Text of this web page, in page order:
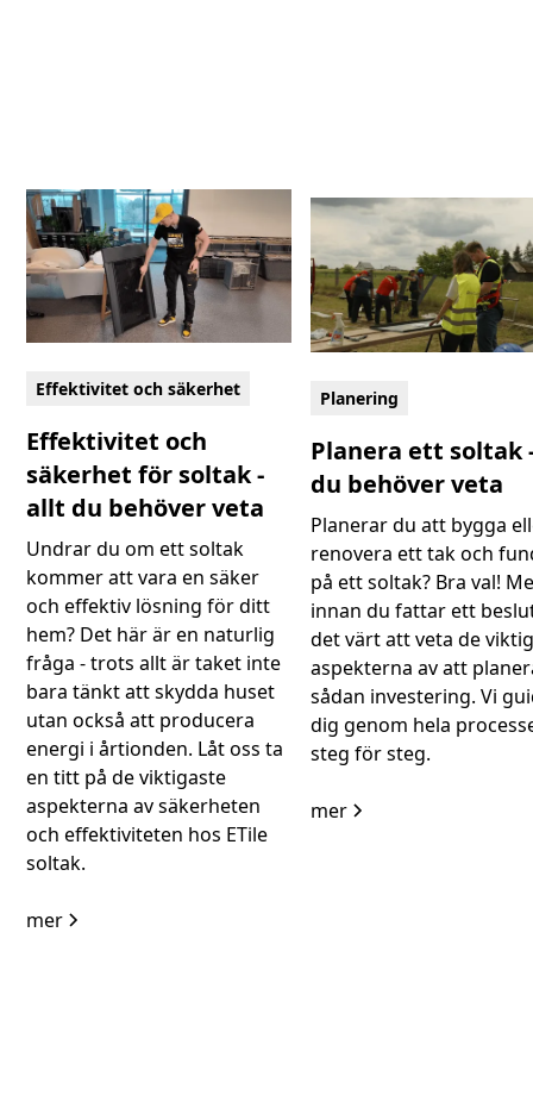
Effektivitet och säkerhet
Effektivitet och
säkerhet för soltak -
allt du behöver veta
Undrar du om ett soltak
kommer att vara en säker
och effektiv lösning för ditt
hem? Det här är en naturlig
fråga - trots allt är taket inte
bara tänkt att skydda huset
utan också att producera
energi i årtionden. Låt oss ta
en titt på de viktigaste
aspekterna av säkerheten
och effektiviteten hos ETile
soltak.
mer
Planering
Planera ett soltak
du behöver veta
Planerar du att bygga
renovera ett tak och
på ett soltak? Bra val!
innan du fattar ett
det värt att veta de
aspekterna av att
sådan investering. Vi
dig genom hela
steg för steg.
mer